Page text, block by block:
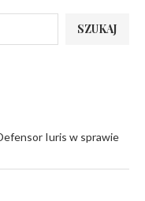
SZUKAJ
Iuris w sprawie